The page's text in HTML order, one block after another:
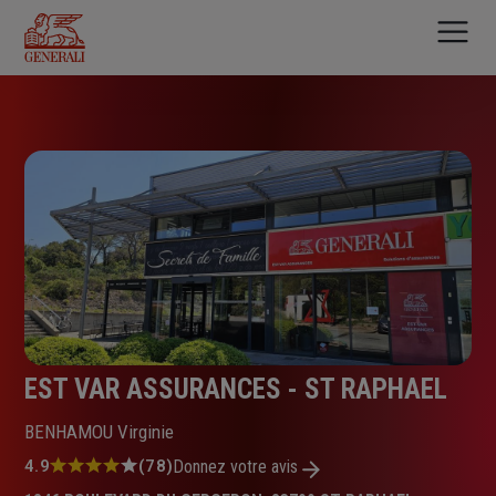
contenu
principal
EST VAR ASSURANCES - ST RAPHAEL
BENHAMOU Virginie
Note
4.9 (78)Donnez votre avis